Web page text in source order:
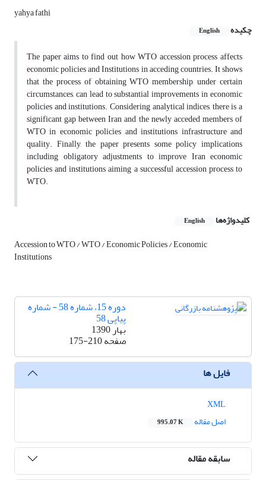
yahya fathi
چکیده
English
The paper aims to find out how WTO accession process affects
economic policies and Institutions in acceding countries. It shows
that the process of obtaining WTO membership, under certain
circumstances, can lead to substantial improvements in economic
policies and institutions. Considering analytical indices, there is a
significant gap between Iran and the newly acceded members of
WTO in economic policies and institutions infrastructure and
quality. Finally, the paper presents some policy implications
including obligatory adjustments to improve Iran economic
policies and institutions aiming a successful accession process to
WTO.
کلیدواژه‌ها English
Accession to WTO / WTO / Economic Policies / Economic
Institutions
دوره 15، شماره 58 - شماره
پیاپی 58
بهار 1390
صفحه175-210
فایل ها
اصل مقاله
995.07 K
سابقه مقاله